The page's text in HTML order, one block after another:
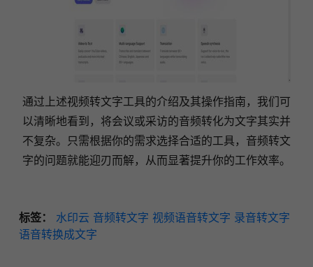
通过上述视频转文字工具的介绍及其操作指南，我们可
以清晰地看到，将会议或采访的音频转化为文字其实并
不复杂。只需根据你的需求选择合适的工具，音频转文
字的问题就能迎刃而解，从而显著提升你的工作效率。
标签： 水印云 音频转文字 视频语音转文字 录音转文字
语音转换成文字